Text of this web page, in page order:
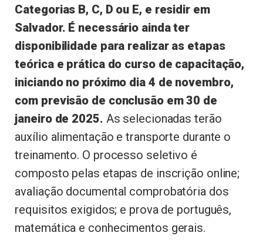
Categorias B, C, D ou E, e residir em
Salvador. É necessário ainda ter
disponibilidade para realizar as etapas
teórica e prática do curso de capacitação,
iniciando no próximo dia 4 de novembro,
com previsão de conclusão em 30 de
janeiro de 2025. As selecionadas terão
auxílio alimentação e transporte durante o
treinamento. O processo seletivo é
composto pelas etapas de inscrição online;
avaliação documental comprobatória dos
requisitos exigidos; e prova de português,
matemática e conhecimentos gerais.